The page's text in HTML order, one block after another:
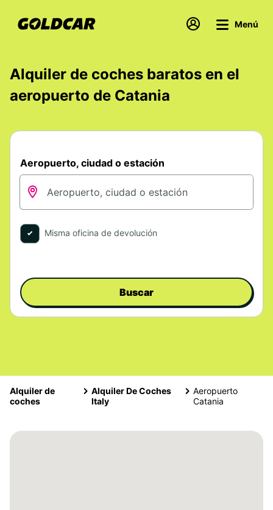
Menú
Alquiler de coches baratos en el
aeropuerto de Catania
Aeropuerto, ciudad o estación
Misma oficina de devolución
Buscar
Alquiler de
coches
Alquiler De Coches
Italy
Aeropuerto
Catania